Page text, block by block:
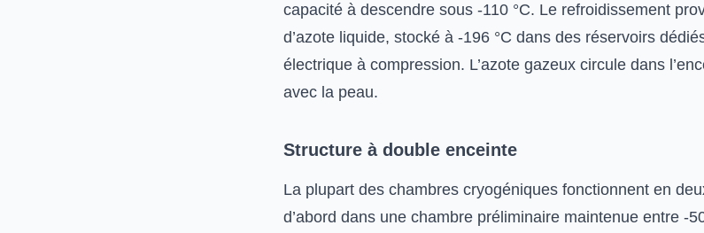
capacité à descendre sous -110 °C. Le refroidissement
d’azote liquide, stocké à -196 °C dans des réservoirs
électrique à compression. L’azote gazeux circule dans
avec la peau.
Structure à double enceinte
La plupart des chambres cryogéniques fonctionnent en
d’abord dans une chambre préliminaire maintenue entre -